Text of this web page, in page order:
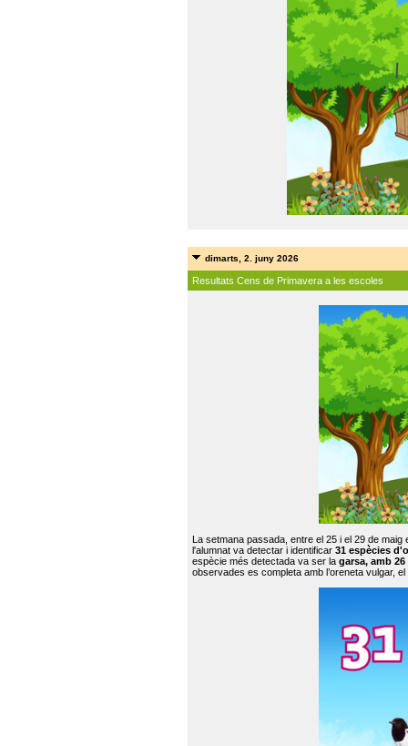
dimarts, 2. juny 2026
Resultats Cens de Primavera a les escoles
La setmana passada, entre el 25 i el 29 de
l'alumnat va detectar i identificar 31 espècies
espècie més detectada va ser la garsa, amb
observades es completa amb l’oreneta vulgar,